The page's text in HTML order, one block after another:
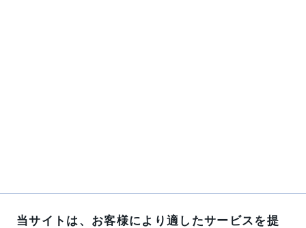
当サイトは、お客様により適したサービスを提